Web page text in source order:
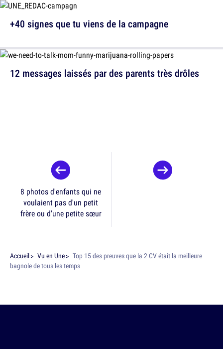
12 messages laissés par des parents très drôles
+40 signes que tu viens de la campagne
8 photos d'enfants qui ne
voulaient pas d'un petit
frère ou d'une petite sœur
Accueil Vu en Une
Top 15 des preuves que la 2 CV était la meilleure
bagnole de tous les temps